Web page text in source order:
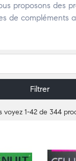
proposons des
de compléments
Filtrer
voyez 1-42 de 344